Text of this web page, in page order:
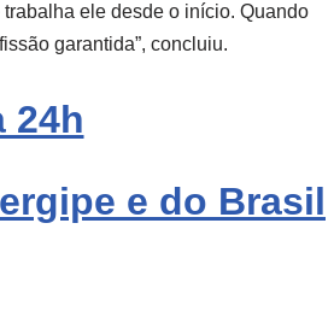
ele desde o início. Quando
garantida”, concluiu.
24h
e do Brasil